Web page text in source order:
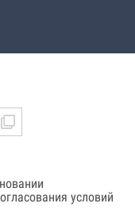
условий